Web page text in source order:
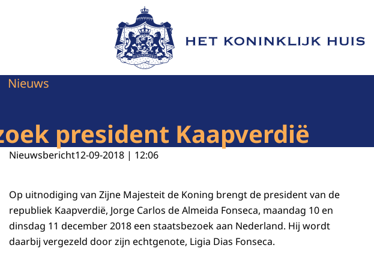
Naar de homepage van Het Koninklijk Huis
Nieuws
president Kaapverdië
Nieuwsbericht12-09-2018 | 12:06
Op uitnodiging van Zijne Majesteit de Koning brengt de president van de
republiek Kaapverdië, Jorge Carlos de Almeida Fonseca, maandag 10 en
dinsdag 11 december 2018 een staatsbezoek aan Nederland. Hij wordt
daarbij vergezeld door zijn echtgenote, Ligia Dias Fonseca.